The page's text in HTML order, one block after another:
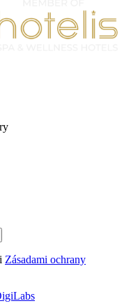
Zásadami ochrany